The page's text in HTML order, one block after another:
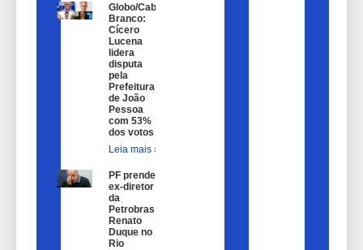
Globo/Cabo
Branco:
Cícero
Lucena
lidera
disputa
pela
Prefeitura
de João
Pessoa
com 53%
dos votos
Leia mais »
PF prende
ex-diretor
da
Petrobras
Renato
Duque no
Rio